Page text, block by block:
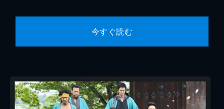
今すぐ読む